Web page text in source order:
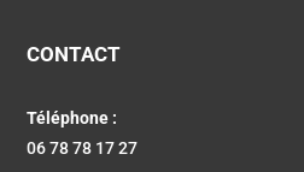
CONTACT
Téléphone :
06 78 78 17 27